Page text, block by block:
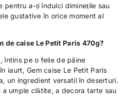
pentru a-ți îndulci diminețile sau
gustative în orice moment al
de caise Le Petit Paris 470g?
întins pe o felie de pâine
iaurt, Gem caise Le Petit Paris
un ingredient versatil în deserturi.
a umple clătite, a decora tarte sau